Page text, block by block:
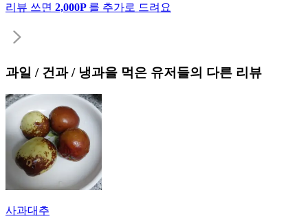
리뷰 쓰면 2,000P 를 추가로 드려요
과일 / 건과 / 냉과을 먹은 유저들의 다른 리뷰
사과대추